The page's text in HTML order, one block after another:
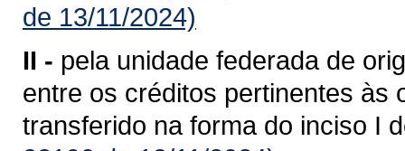
de 13/11/2024)
II - pela unidade federada de
entre os créditos pertinentes às
transferido na forma do inciso I